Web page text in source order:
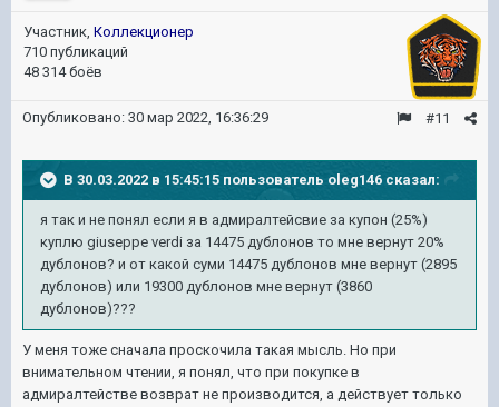
Участник, Коллекционер
710 публикаций
48 314 боёв
#11
Опубликовано: 30 мар 2022, 16:36:29
В 30.03.2022 в 15:45:15 пользователь oleg146 сказал:
я так и не понял если я в адмиралтейсвие за купон (25%)
куплю giuseppe verdi за 14475 дублонов то мне вернут 20%
дублонов? и от какой суми 14475 дублонов мне вернут (2895
дублонов) или 19300 дублонов мне вернут (3860
дублонов)???
У меня тоже сначала проскочила такая мысль. Но при
внимательном чтении, я понял, что при покупке в
адмиралтействе возврат не производится, а действует только